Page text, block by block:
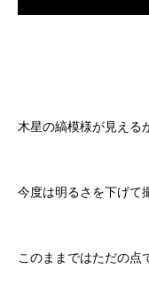
木星の縞模様が見える
今度は明るさを下げて
このままではただの点